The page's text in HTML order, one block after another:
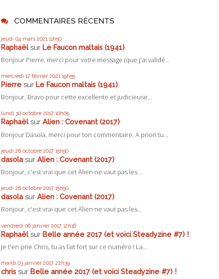
COMMENTAIRES RÉCENTS
jeudi 04 mars 2021 11h50
Raphaëlsur Le Faucon maltais (1941)
Bonjour Pierre, merci pour votre message (que j'ai validé...
mercredi 17 février 2021 19h55
Pierre sur Le Faucon maltais (1941)
Bonjour, Bravo pour cette excellente et judicieuse...
lundi 30 octobre 2017 10h05
Raphaëlsur Alien : Covenant (2017)
Bonjour Dasola, merci pour ton commentaire. A priori tu...
jeudi 26 octobre 2017 15h50
dasolasur Alien : Covenant (2017)
Bonjour, c'est vrai que cet Alien ne vaut pas les...
jeudi 26 octobre 2017 15h50
dasolasur Alien : Covenant (2017)
Bonjour, c'est vrai que cet Alien ne vaut pas les...
vendredi 06 janvier 2017 12h16
Raphaëlsur Belle année 2017 (et voici Steadyzine #7) !
Je t'en prie Chris, tu as fait fort sur ce numéro ! La...
mardi 03 janvier 2017 22h39
chris sur Belle année 2017 (et voici Steadyzine #7) !